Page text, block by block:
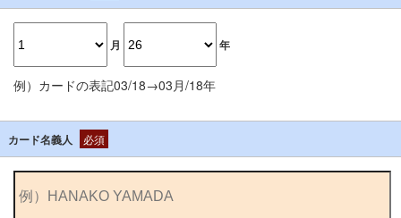
月 年
例）カードの表記03/18→03月/18年
カード名義人 必須